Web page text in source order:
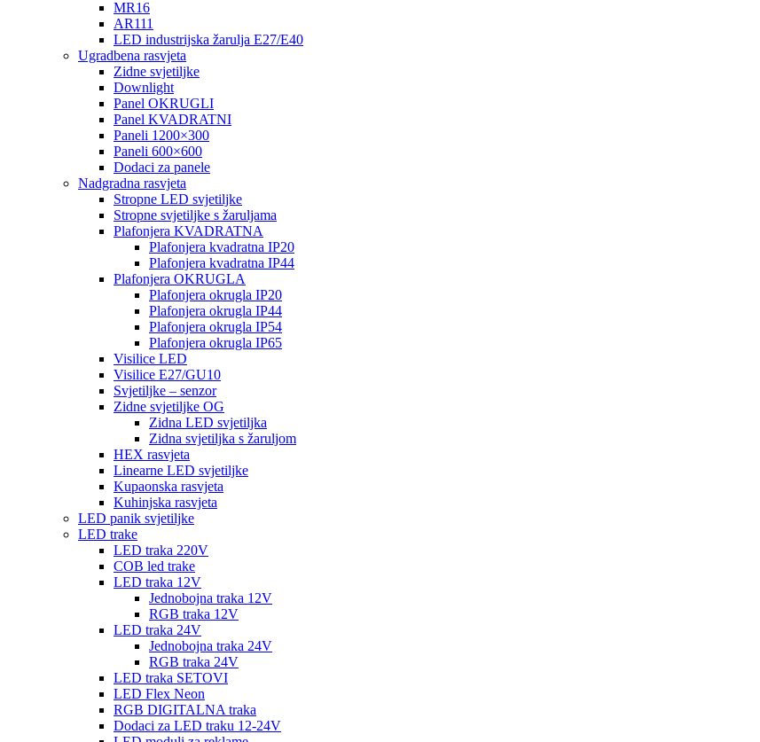
MR16
AR111
LED industrijska žarulja E27/E40
Ugradbena rasvjeta
Zidne svjetiljke
Downlight
Panel OKRUGLI
Panel KVADRATNI
Paneli 1200×300
Paneli 600×600
Dodaci za panele
Nadgradna rasvjeta
Stropne LED svjetiljke
Stropne svjetiljke s žaruljama
Plafonjera KVADRATNA
Plafonjera kvadratna IP20
Plafonjera kvadratna IP44
Plafonjera OKRUGLA
Plafonjera okrugla IP20
Plafonjera okrugla IP44
Plafonjera okrugla IP54
Plafonjera okrugla IP65
Visilice LED
Visilice E27/GU10
Svjetiljke – senzor
Zidne svjetiljke OG
Zidna LED svjetiljka
Zidna svjetiljka s žaruljom
HEX rasvjeta
Linearne LED svjetiljke
Kupaonska rasvjeta
Kuhinjska rasvjeta
LED panik svjetiljke
LED trake
LED traka 220V
COB led trake
LED traka 12V
Jednobojna traka 12V
RGB traka 12V
LED traka 24V
Jednobojna traka 24V
RGB traka 24V
LED traka SETOVI
LED Flex Neon
RGB DIGITALNA traka
Dodaci za LED traku 12-24V